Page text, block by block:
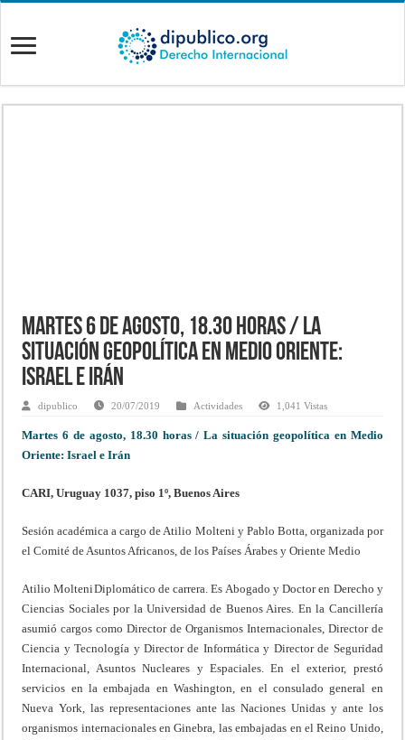
Martes 6 de agosto, 18.30 horas / La
situación geopolítica en Medio Oriente:
Israel e Irán
dipublico 20/07/2019 Actividades 1,041 Vistas
Martes 6 de agosto, 18.30 horas / La situación geopolítica en Medio
Oriente: Israel e Irán
CARI, Uruguay 1037, piso 1º, Buenos Aires
Sesión académica a cargo de Atilio Molteni y Pablo Botta, organizada por
el Comité de Asuntos Africanos, de los Países Árabes y Oriente Medio
Atilio MolteniDiplomático de carrera. Es Abogado y Doctor en Derecho y
Ciencias Sociales por la Universidad de Buenos Aires. En la Cancillería
asumió cargos como Director de Organismos Internacionales, Director de
Ciencia y Tecnología y Director de Informática y Director de Seguridad
Internacional, Asuntos Nucleares y Espaciales. En el exterior, prestó
servicios en la embajada en Washington, en el consulado general en
Nueva York, las representaciones ante las Naciones Unidas y ante los
organismos internacionales en Ginebra, las embajadas en el Reino Unido,